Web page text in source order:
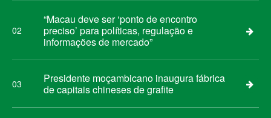
02
“Macau deve ser ‘ponto de encontro
preciso’ para políticas, regulação e
informações de mercado”
03
Presidente moçambicano inaugura fábrica
de capitais chineses de grafite